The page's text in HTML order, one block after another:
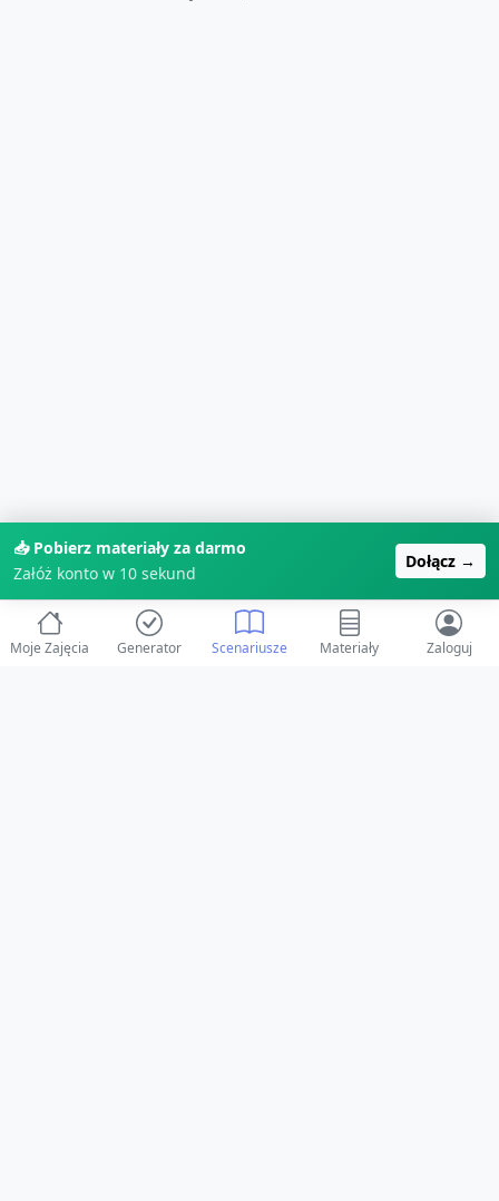
📥 Pobierz materiały za darmo
Załóż konto w 10 sekund
Dołącz →
Moje Zajęcia Generator Scenariusze Materiały Zaloguj